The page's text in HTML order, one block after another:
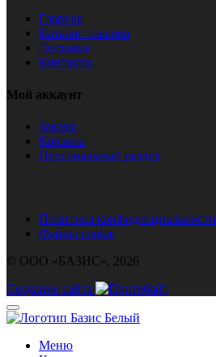
Главная
Каталог товаров
Доставка
Контакты
Мой аккаунт
Заказы
Корзина
Персональный раздел
Политика конфиденциальности
Файлы cookie
© ООО «БАЗИС», 2026
Создание сайта
Меню